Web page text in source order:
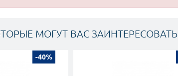
МОГУТ ВАС ЗАИНТЕРЕСОВАТЬ
-40%